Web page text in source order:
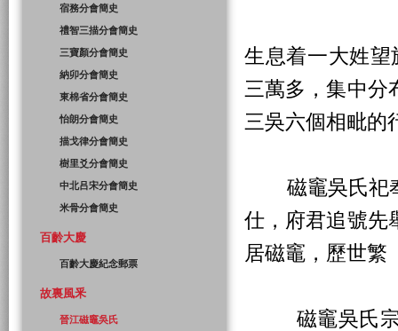
生息着一大姓
三萬多，集中分
三吳六個相毗的
磁竈吳氏祀奉
仕，府君追號先
居磁竈，歷世
磁竈吳氏宗祠
宿務分會簡史
禮智三描分會簡史
三寶顏分會簡史
納卯分會簡史
東棉省分會簡史
怡朗分會簡史
描戈律分會簡史
樹里爻分會簡史
中北吕宋分會簡史
米骨分會簡史
百齡大慶
百齡大慶紀念郵票
故裏風釆
晉江磁竈吳氏